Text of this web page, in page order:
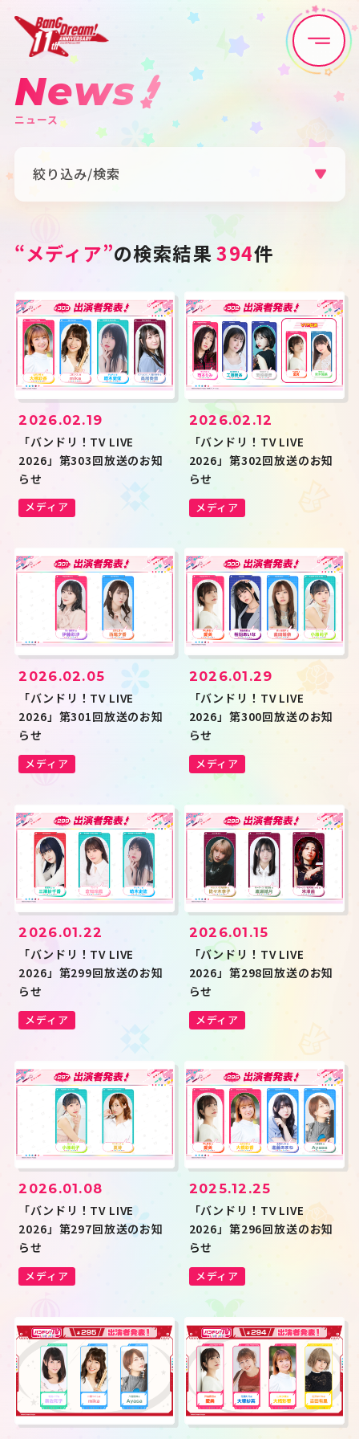
Home News
Live•Event Discography
Game Media
Schedule About
Goods
JP EN
News
ニュース
絞り込み/検索
すべて お知らせ
ライブ・イベント
アーティスト
すべて Poppin'Party Afterglow
Pastel＊Palettes Roselia
ハロー、ハッピーワールド！ Morfonica
RAISE A SUILEN MyGO!!!!!
Ave Mujica 夢限大みゅーたいぷ
millsage 一家Dumb Rock!
シャッフルユニット その他
投稿年月
キーワード
検索
この条件で検索
“メディア”の検索結果394件
2026.02.19
メディア
「バンドリ！TV LIVE
2026」第303回放送のお知
らせ
2026.02.12
メディア
「バンドリ！TV LIVE
2026」第302回放送のお知
らせ
2026.02.05
メディア
「バンドリ！TV LIVE
2026」第301回放送のお知
らせ
2026.01.29
メディア
「バンドリ！TV LIVE
2026」第300回放送のお知
らせ
2026.01.22
メディア
「バンドリ！TV LIVE
2026」第299回放送のお知
らせ
2026.01.15
メディア
「バンドリ！TV LIVE
2026」第298回放送のお知
らせ
2026.01.08
メディア
「バンドリ！TV LIVE
2026」第297回放送のお知
らせ
2025.12.25
メディア
「バンドリ！TV LIVE
2026」第296回放送のお知
らせ